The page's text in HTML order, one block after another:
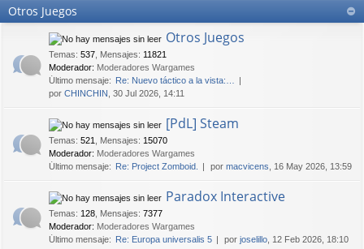
Otros Juegos
Otros Juegos
Temas: 537 Mensajes: 11821
Moderador: Moderadores Wargames
Último mensaje: Re: Nuevo táctico a la vista:…
por CHINCHIN , 30 Jul 2026, 14:11
[PdL] Steam
Temas: 521 Mensajes: 15070
Moderador: Moderadores Wargames
Último mensaje: Re: Project Zomboid. por macvicens , 16 May 2026, 13:59
Paradox Interactive
Temas: 128 Mensajes: 7377
Moderador: Moderadores Wargames
Último mensaje: Re: Europa universalis 5 por joselillo , 12 Feb 2026, 18:10